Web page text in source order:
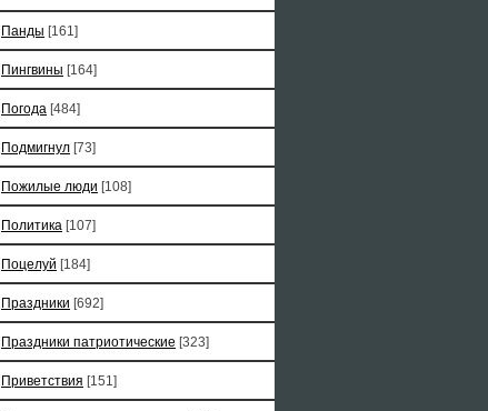
Панды [161]
Пингвины [164]
Погода [484]
Подмигнул [73]
Пожилые люди [108]
Политика [107]
Поцелуй [184]
Праздники [692]
Праздники патриотические [323]
Приветствия [151]